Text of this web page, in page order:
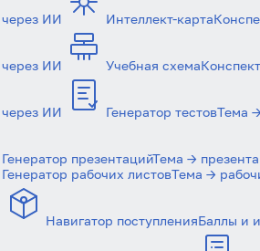
Логин
Пароль
Антиспам:Загрузка...
через ИИ Интеллект-карта
через ИИ Учебная схема
через ИИ Генератор тестовТема
Генератор презентацийТема →
Генератор рабочих листовТема →
Навигатор поступленияБаллы и